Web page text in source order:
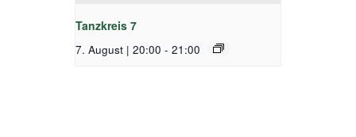
Tanzkreis 7
7. August | 20:00 - 21:00